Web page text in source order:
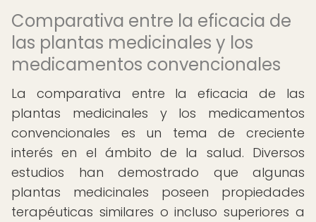
Comparativa entre la eficacia de
las plantas medicinales y los
medicamentos convencionales
La comparativa entre la eficacia de las
plantas medicinales y los medicamentos
convencionales es un tema de creciente
interés en el ámbito de la salud. Diversos
estudios han demostrado que algunas
plantas medicinales poseen propiedades
terapéuticas similares o incluso superiores a